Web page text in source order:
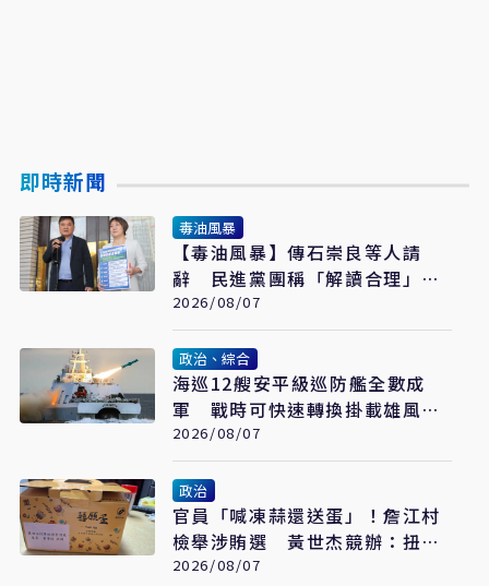
即時新聞
毒油風暴
【毒油風暴】傳石崇良等人請
辭 民進黨團稱「解讀合理」：
但地方不要都甩鍋中央
2026/08/07
政治、綜合
海巡12艘安平級巡防艦全數成
軍 戰時可快速轉換掛載雄風飛
彈
2026/08/07
政治
官員「喊凍蒜還送蛋」！詹江村
檢舉涉賄選 黃世杰競辦：扭曲
事實
2026/08/07